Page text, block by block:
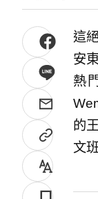
這
安
熱
的
文